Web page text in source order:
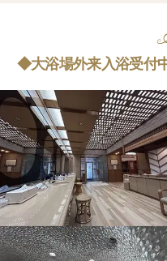
◆大浴場外来入浴受付